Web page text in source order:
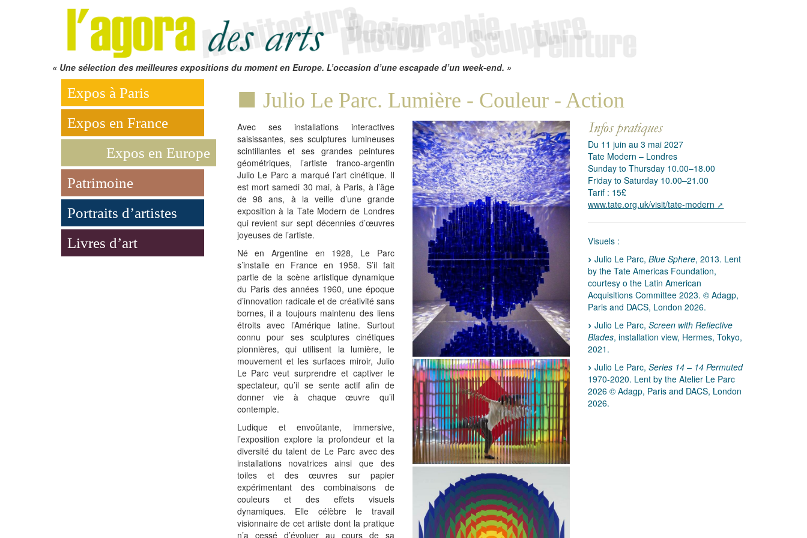
« Une sélection des meilleures expositions du moment en Europe. L’occasion d’une escapade d’un week-end. »
Expos à Paris
Expos en France
Expos en Europe
Patrimoine
Portraits d’artistes
Livres d’art
Julio Le Parc. Lumière - Couleur - Action
Avec ses installations interactives
saisissantes, ses sculptures lumineuses
scintillantes et ses grandes peintures
géométriques, l’artiste franco-argentin
Julio Le Parc a marqué l’art cinétique. Il
est mort samedi 30 mai, à Paris, à l’âge
de 98 ans, à la veille d’une grande
exposition à la Tate Modern de Londres
qui revient sur sept décennies d’œuvres
joyeuses de l’artiste.
Né en Argentine en 1928, Le Parc
s’installe en France en 1958. S’il fait
partie de la scène artistique dynamique
du Paris des années 1960, une époque
d’innovation radicale et de créativité sans
bornes, il a toujours maintenu des liens
étroits avec l’Amérique latine. Surtout
connu pour ses sculptures cinétiques
pionnières, qui utilisent la lumière, le
mouvement et les surfaces miroir, Julio
Le Parc veut surprendre et captiver le
spectateur, qu’il se sente actif afin de
donner vie à chaque œuvre qu’il
contemple.
Ludique et envoûtante, immersive,
l’exposition explore la profondeur et la
diversité du talent de Le Parc avec des
installations novatrices ainsi que des
toiles et des œuvres sur papier
expérimentant des combinaisons de
couleurs et des effets visuels
dynamiques. Elle célèbre le travail
visionnaire de cet artiste dont la pratique
n’a cessé d’évoluer au cours de sa
Du 11 juin au 3 mai 2027
Tate Modern – Londres
Sunday to Thursday 10.00–18.00
Friday to Saturday 10.00–21.00
Tarif : 15£
www.tate.org.uk/visit/tate-modern
Visuels :
Julio Le Parc,Blue Sphere, 2013. Lent
by the Tate Americas Foundation,
courtesy o the Latin American
Acquisitions Committee 2023. © Adagp,
Paris and DACS, London 2026.
Julio Le Parc,Screen with Reflective
Blades, installation view, Hermes, Tokyo,
2021.
Julio Le Parc,Series 14 – 14 Permuted
1970-2020. Lent by the Atelier Le Parc
2026 © Adagp, Paris and DACS, London
2026.